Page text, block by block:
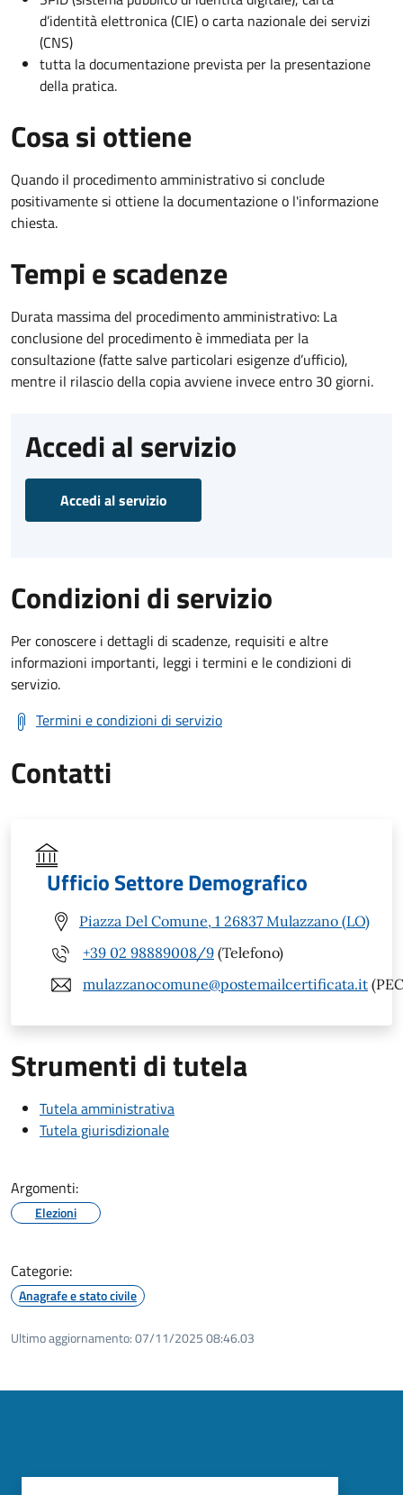
d’identità elettronica (CIE) o carta nazionale dei servizi
(CNS)
tutta la documentazione prevista per la presentazione
della pratica.
Cosa si ottiene
Quando il procedimento amministrativo si conclude
positivamente si ottiene la documentazione o l'informazione
chiesta.
Tempi e scadenze
Durata massima del procedimento amministrativo: La
conclusione del procedimento è immediata per la
consultazione (fatte salve particolari esigenze d’ufficio),
mentre il rilascio della copia avviene invece entro 30 giorni.
Accedi al servizio
Accedi al servizio
Condizioni di servizio
Per conoscere i dettagli di scadenze, requisiti e altre
informazioni importanti, leggi i termini e le condizioni di
servizio.
Termini e condizioni di servizio
Contatti
Ufficio Settore Demografico
Piazza Del Comune, 1 26837 Mulazzano (LO)
+39 02 98889008/9 (Telefono)
mulazzanocomune@postemailcertificata.it
Strumenti di tutela
Tutela amministrativa
Tutela giurisdizionale
Argomenti:
Elezioni
Categorie:
Anagrafe e stato civile
Ultimo aggiornamento:07/11/2025 08:46.03